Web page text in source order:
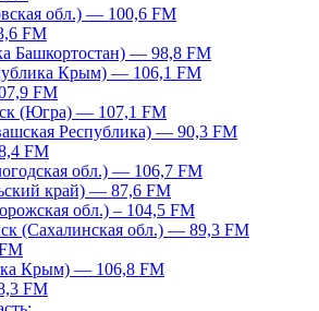
обл.) — 100,6 FM
FM
Башкортостан) — 98,8 FM
Крым) — 106,1 FM
FM
(Югра) — 107,1 FM
Республика) — 90,3 FM
FM
обл.) — 106,7 FM
край) — 87,6 FM
обл.) – 104,5 FM
(Сахалинская обл.) — 89,3 FM
Крым) — 106,8 FM
FM